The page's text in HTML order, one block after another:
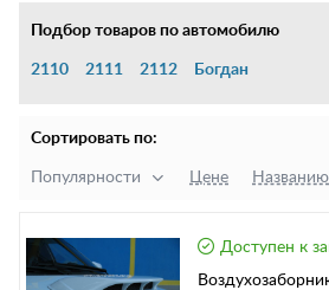
Подбор товаров по автомобилю
2110 2111 2112 Богдан
Сортировать по:
Популярности Цене Названию
Доступен к